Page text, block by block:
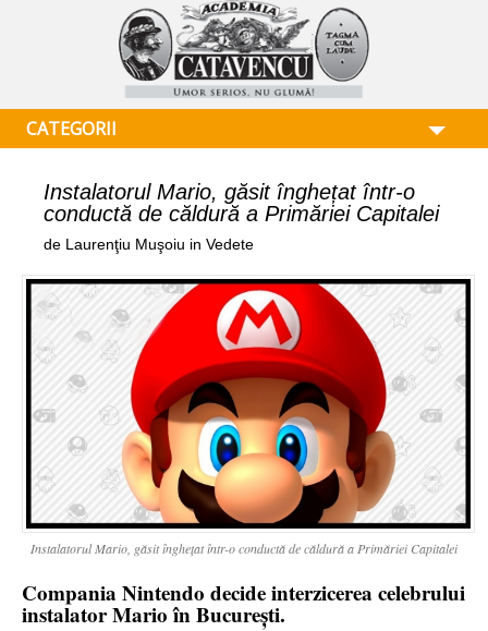
CATEGORII
Instalatorul Mario, găsit înghețat într-o
conductă de căldură a Primăriei Capitalei
de Laurenţiu Muşoiu in Vedete
Instalatorul Mario, găsit înghețat într-o conductă de căldură a Primăriei Capitalei
Compania Nintendo decide interzicerea celebrului
instalator Mario în București.